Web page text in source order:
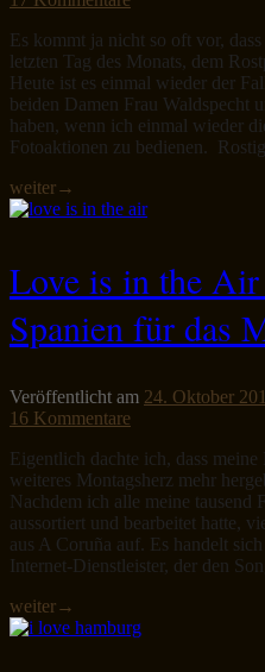
Es kommt ja nicht so oft vor,
letzten Tag des Monats, dem
Heute ist es einmal wieder der
beiden Damen Frau Waldspecht
haben, wenn ich einmal wieder
Fotoaktionen zu bedienen.
weiter→
Love is in the
Spanien für das
Veröffentlicht am 24. Oktober
16 Kommentare
Eigentlich dachte ich, dass
weiteres Montagsherz mehr
Nachdem ich alle meine tausend
aussortiert und bearbeitet hatte,
aus A Coruña auf. Es handelt
Internet-Dienstleister, der den
weiter→